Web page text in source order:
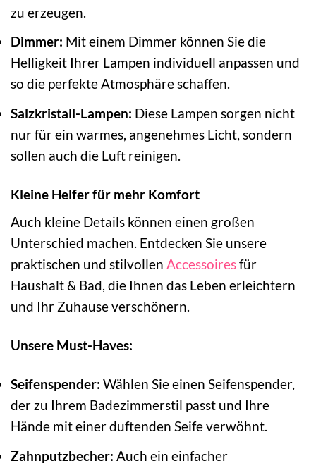
zu erzeugen.
Dimmer: Mit einem Dimmer können Sie die
Helligkeit Ihrer Lampen individuell anpassen und
so die perfekte Atmosphäre schaffen.
Salzkristall-Lampen: Diese Lampen sorgen nicht
nur für ein warmes, angenehmes Licht, sondern
sollen auch die Luft reinigen.
Kleine Helfer für mehr Komfort
Auch kleine Details können einen großen
Unterschied machen. Entdecken Sie unsere
praktischen und stilvollen Accessoiresfür
Haushalt & Bad, die Ihnen das Leben erleichtern
und Ihr Zuhause verschönern.
Unsere Must-Haves:
Seifenspender: Wählen Sie einen Seifenspender,
der zu Ihrem Badezimmerstil passt und Ihre
Hände mit einer duftenden Seife verwöhnt.
Zahnputzbecher: Auch ein einfacher